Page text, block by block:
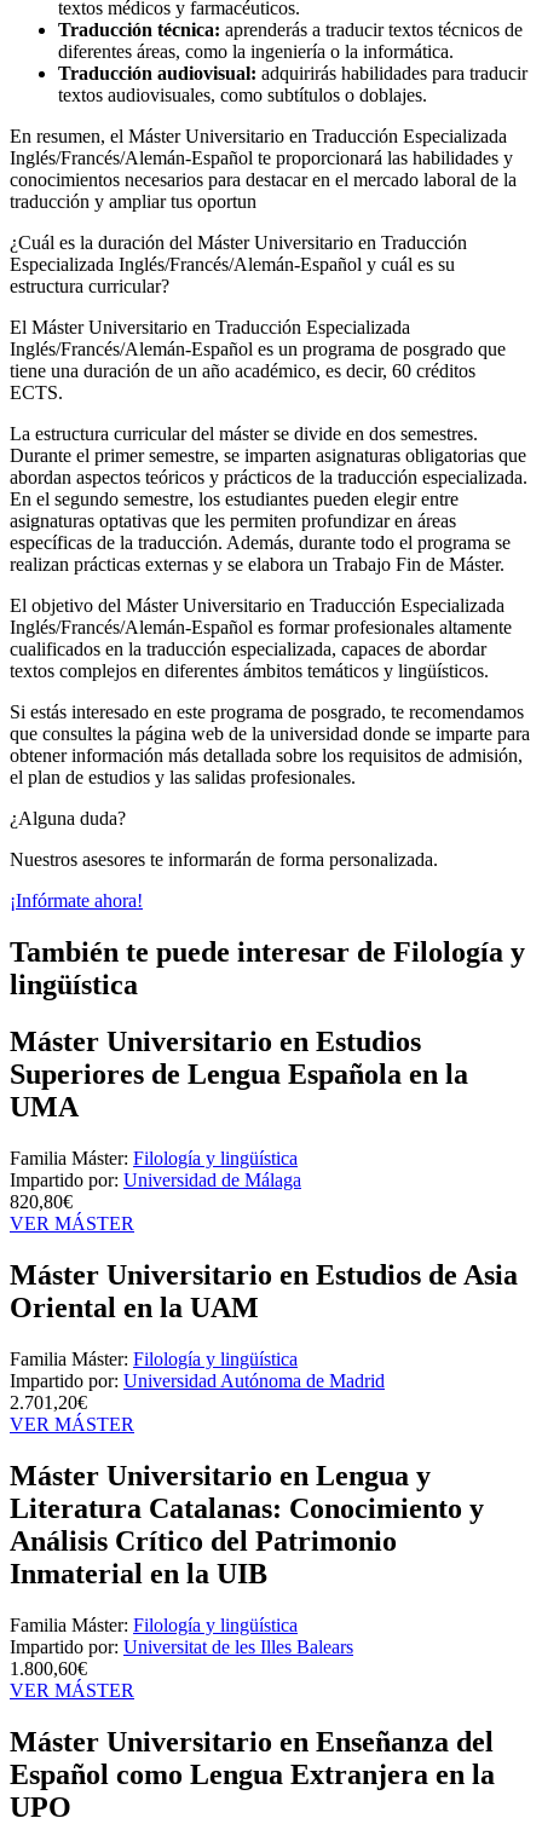
textos médicos y farmacéuticos.
Traducción técnica: aprenderás a traducir textos técnicos de
diferentes áreas, como la ingeniería o la informática.
Traducción audiovisual: adquirirás habilidades para traducir
textos audiovisuales, como subtítulos o doblajes.
En resumen, el Máster Universitario en Traducción Especializada
Inglés/Francés/Alemán-Español te proporcionará las habilidades y
conocimientos necesarios para destacar en el mercado laboral de la
traducción y ampliar tus oportun
¿Cuál es la duración del Máster Universitario en Traducción
Especializada Inglés/Francés/Alemán-Español y cuál es su
estructura curricular?
El Máster Universitario en Traducción Especializada
Inglés/Francés/Alemán-Español es un programa de posgrado que
tiene una duración de un año académico, es decir, 60 créditos
ECTS.
La estructura curricular del máster se divide en dos semestres.
Durante el primer semestre, se imparten asignaturas obligatorias que
abordan aspectos teóricos y prácticos de la traducción especializada.
En el segundo semestre, los estudiantes pueden elegir entre
asignaturas optativas que les permiten profundizar en áreas
específicas de la traducción. Además, durante todo el programa se
realizan prácticas externas y se elabora un Trabajo Fin de Máster.
El objetivo del Máster Universitario en Traducción Especializada
Inglés/Francés/Alemán-Español es formar profesionales altamente
cualificados en la traducción especializada, capaces de abordar
textos complejos en diferentes ámbitos temáticos y lingüísticos.
Si estás interesado en este programa de posgrado, te recomendamos
que consultes la página web de la universidad donde se imparte para
obtener información más detallada sobre los requisitos de admisión,
el plan de estudios y las salidas profesionales.
¿Alguna duda?
Nuestros asesores te informarán de forma personalizada.
¡Infórmate ahora!
También te puede interesar de Filología y
lingüística
Máster Universitario en Estudios
Superiores de Lengua Española en la
UMA
Familia Máster: Filología y lingüística
Impartido por: Universidad de Málaga
820,80€
VER MÁSTER
Máster Universitario en Estudios de Asia
Oriental en la UAM
Familia Máster: Filología y lingüística
Impartido por: Universidad Autónoma de Madrid
2.701,20€
VER MÁSTER
Máster Universitario en Lengua y
Literatura Catalanas: Conocimiento y
Análisis Crítico del Patrimonio
Inmaterial en la UIB
Familia Máster: Filología y lingüística
Impartido por: Universitat de les Illes Balears
1.800,60€
VER MÁSTER
Máster Universitario en Enseñanza del
Español como Lengua Extranjera en la
UPO